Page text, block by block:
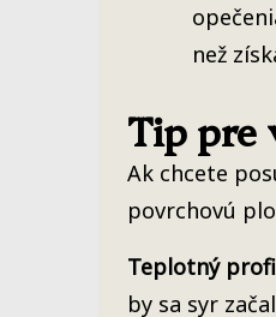
než
Tip pre
Ak chcete
povrchovú
Teplotný
by sa syr